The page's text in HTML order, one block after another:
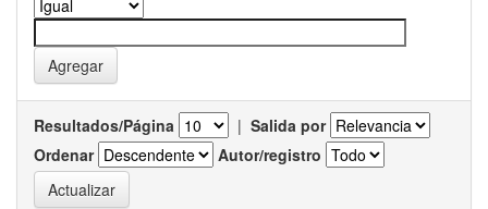
Resultados/Página | Salida por
Ordenar
Autor/registro